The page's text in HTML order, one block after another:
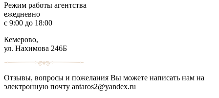
Режим работы агентства
ежедневно
с 9:00 до 18:00
Кемерово,
ул. Нахимова 246Б
Отзывы, вопросы и пожелания Вы можете написать нам на
электронную почту antaros2@yandex.ru